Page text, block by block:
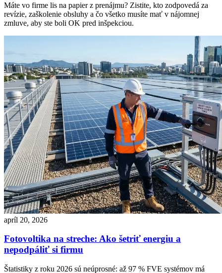
Máte vo firme lis na papier z prenájmu? Zistite, kto zodpovedá za
revízie, zaškolenie obsluhy a čo všetko musíte mať v nájomnej
zmluve, aby ste boli OK pred inšpekciou.
apríl 20, 2026
Fotovoltika na streche: Ako šetriť energiu a
nepodpáliť si firmu
Štatistiky z roku 2026 sú neúprosné: až 97 % FVE systémov má